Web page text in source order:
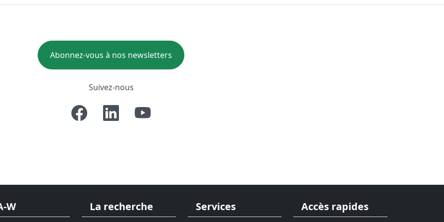
Abonnez-vous à nos newsletters
Suivez-nous
W La recherche Services Accès rapides